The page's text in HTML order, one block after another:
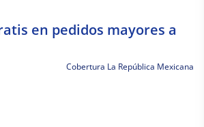
en pedidos mayores a
Cobertura La República Mexicana